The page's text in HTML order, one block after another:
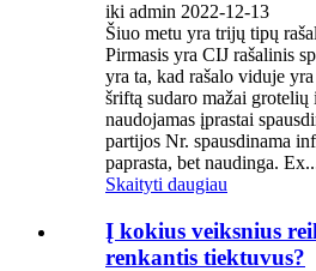
iki admin 2022-12-13
Šiuo metu yra trijų tipų
Pirmasis yra CIJ rašalinis
yra ta, kad rašalo viduje
šriftą sudaro mažai grotelių
naudojamas įprastai
partijos Nr. spausdinama
paprasta, bet naudinga.
Skaityti daugiau
Į kokius veiksnius
renkantis tiektuvus?